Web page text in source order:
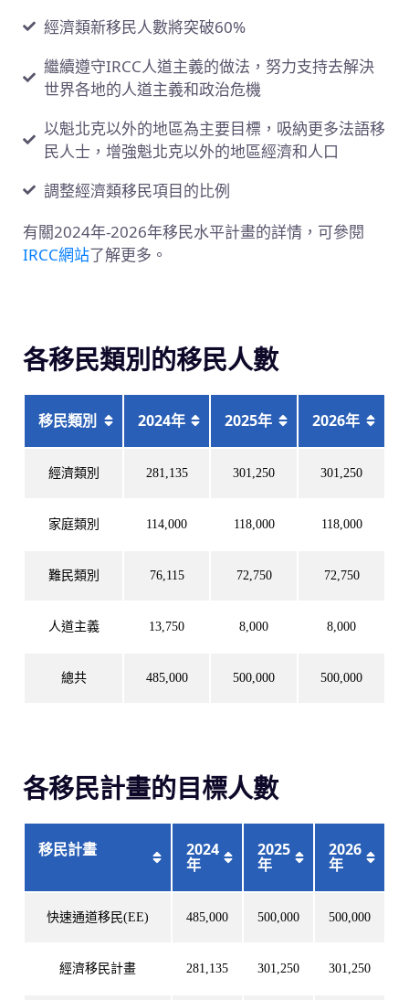
經濟類新移民人數將突破60%
繼續遵守IRCC人道主義的做法，努力支持去解決
世界各地的人道主義和政治危機
以魁北克以外的地區為主要目標，吸納更多法語移
民人士，增強魁北克以外的地區經濟和人口
調整經濟類移民項目的比例
有關2024年-2026年移民水平計畫的詳情，可參閱
IRCC網站了解更多。
各移民類別的移民人數
移民類別 2024年 2025年 2026年
經濟類別 281,135 301,250 301,250
家庭類別 114,000 118,000 118,000
難民類別 76,115 72,750 72,750
人道主義 13,750 8,000 8,000
總共 485,000 500,000 500,000
各移民計畫的目標人數
移民計畫 2024
年
2025
年
2026
年
快速通道移民(EE) 485,000 500,000 500,000
經濟移民計畫 281,135 301,250 301,250